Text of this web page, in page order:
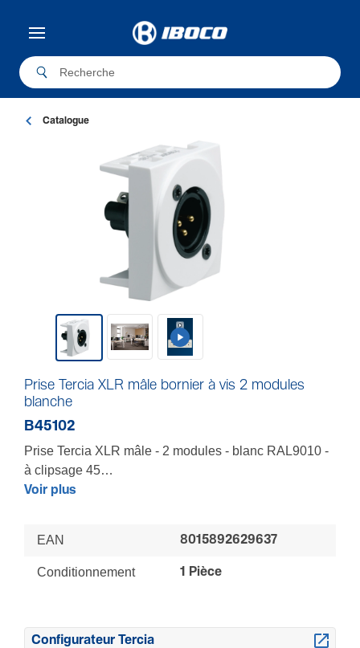
Catalogue
Prise Tercia XLR mâle bornier à vis 2 modules
blanche
B45102
Prise Tercia XLR mâle - 2 modules - blanc RAL9010 -
à clipsage 45
Compatible avec tous les produits Tercia, équipez
Voir plus
EAN 8015892629637
Conditionnement 1 Pièce
Configurateur Tercia